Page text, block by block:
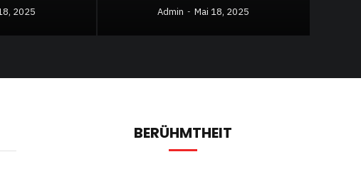
2025 Admin Mai 18, 2025
BERÜHMTHEIT